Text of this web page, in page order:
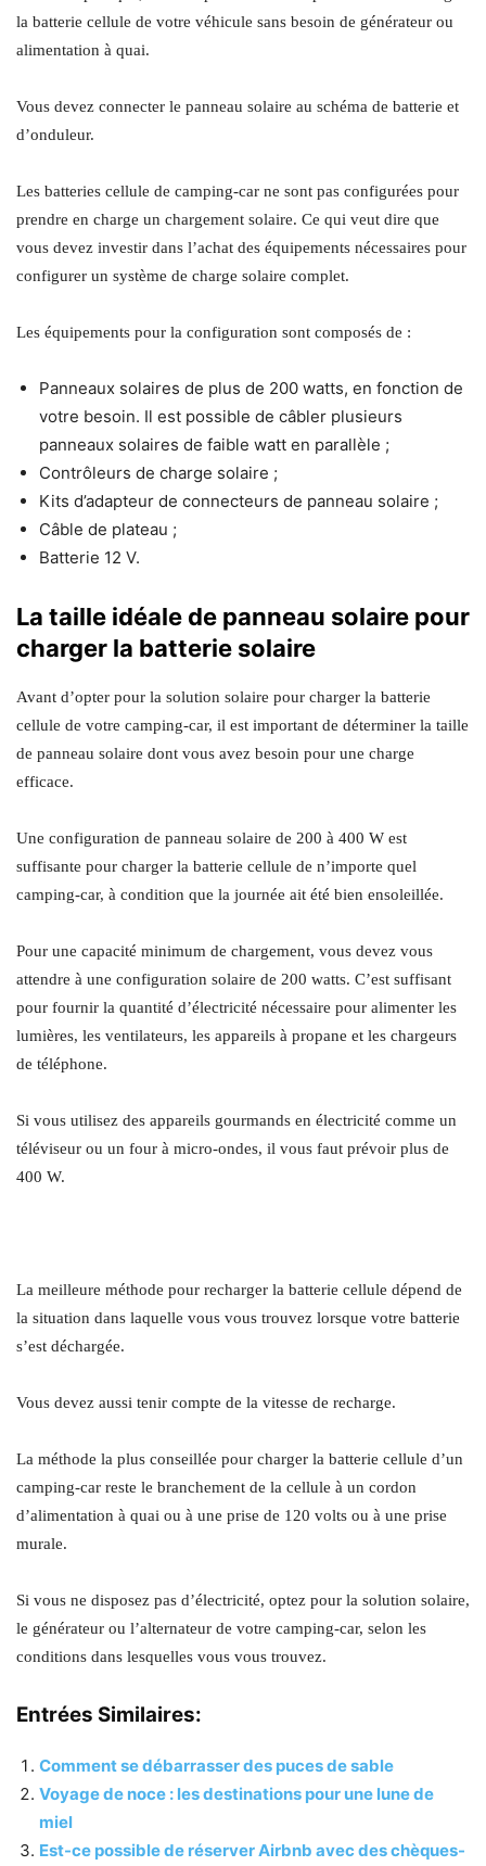
la batterie cellule de votre véhicule sans besoin de générateur ou
alimentation à quai.
Vous devez connecter le panneau solaire au schéma de batterie et
d’onduleur.
Les batteries cellule de camping-car ne sont pas configurées pour
prendre en charge un chargement solaire. Ce qui veut dire que
vous devez investir dans l’achat des équipements nécessaires pour
configurer un système de charge solaire complet.
Les équipements pour la configuration sont composés de :
Panneaux solaires de plus de 200 watts, en fonction de
votre besoin. Il est possible de câbler plusieurs
panneaux solaires de faible watt en parallèle ;
Contrôleurs de charge solaire ;
Kits d’adapteur de connecteurs de panneau solaire ;
Câble de plateau ;
Batterie 12 V.
La taille idéale de panneau solaire pour
charger la batterie solaire
Avant d’opter pour la solution solaire pour charger la batterie
cellule de votre camping-car, il est important de déterminer la taille
de panneau solaire dont vous avez besoin pour une charge
efficace.
Une configuration de panneau solaire de 200 à 400 W est
suffisante pour charger la batterie cellule de n’importe quel
camping-car, à condition que la journée ait été bien ensoleillée.
Pour une capacité minimum de chargement, vous devez vous
attendre à une configuration solaire de 200 watts. C’est suffisant
pour fournir la quantité d’électricité nécessaire pour alimenter les
lumières, les ventilateurs, les appareils à propane et les chargeurs
de téléphone.
Si vous utilisez des appareils gourmands en électricité comme un
téléviseur ou un four à micro-ondes, il vous faut prévoir plus de
400 W.
La meilleure méthode pour recharger la batterie cellule dépend de
la situation dans laquelle vous vous trouvez lorsque votre batterie
s’est déchargée.
Vous devez aussi tenir compte de la vitesse de recharge.
La méthode la plus conseillée pour charger la batterie cellule d’un
camping-car reste le branchement de la cellule à un cordon
d’alimentation à quai ou à une prise de 120 volts ou à une prise
murale.
Si vous ne disposez pas d’électricité, optez pour la solution solaire,
le générateur ou l’alternateur de votre camping-car, selon les
conditions dans lesquelles vous vous trouvez.
Entrées Similaires:
Comment se débarrasser des puces de sable
Voyage de noce : les destinations pour une lune de
miel
Est-ce possible de réserver Airbnb avec des chèques-